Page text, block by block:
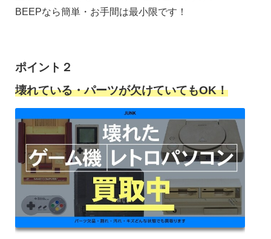
BEEPなら簡単・お手間は最小限です！
ポイント２
壊れている・パーツが欠けていてもOK！